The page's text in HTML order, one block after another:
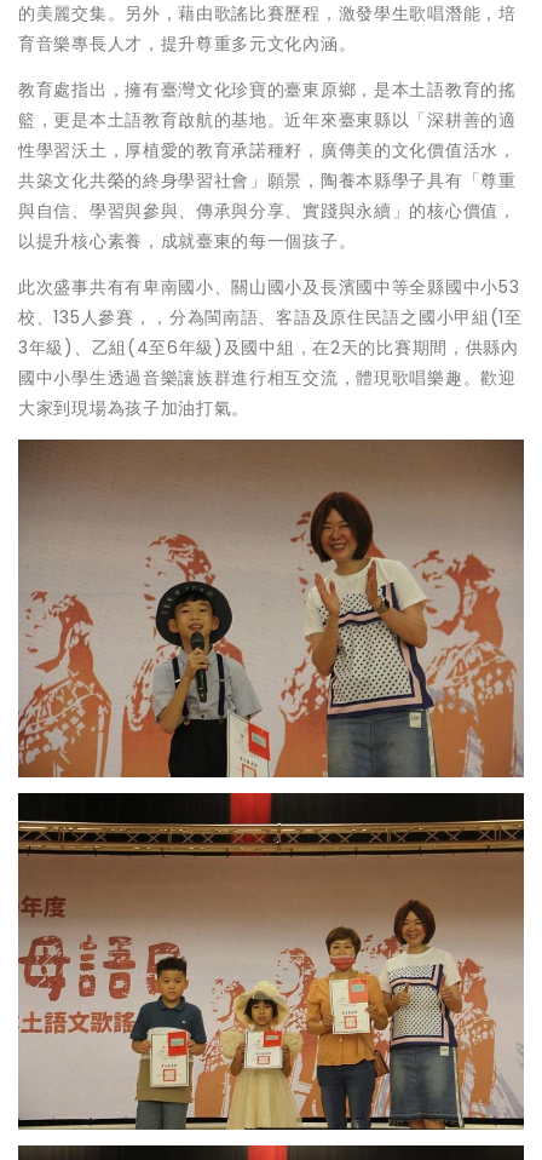
的美麗交集。另外，藉由歌謠比賽歷程，激發學生歌唱潛能，培
育音樂專長人才，提升尊重多元文化內涵。
教育處指出，擁有臺灣文化珍寶的臺東原鄉，是本土語教育的搖
籃，更是本土語教育啟航的基地。近年來臺東縣以「深耕善的適
性學習沃土，厚植愛的教育承諾種籽，廣傳美的文化價值活水，
共築文化共榮的終身學習社會」願景，陶養本縣學子具有「尊重
與自信、學習與參與、傳承與分享、實踐與永續」的核心價值，
以提升核心素養，成就臺東的每一個孩子。
此次盛事共有有卑南國小、關山國小及長濱國中等全縣國中小53
校、135人參賽，，分為閩南語、客語及原住民語之國小甲組(1至
3年級)、乙組(4至6年級)及國中組，在2天的比賽期間，供縣內
國中小學生透過音樂讓族群進行相互交流，體現歌唱樂趣。歡迎
大家到現場為孩子加油打氣。